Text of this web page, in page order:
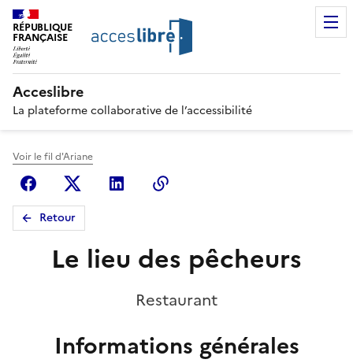
RÉPUBLIQUE
FRANÇAISE
Acceslibre
La plateforme collaborative de l’accessibilité
Voir le fil d'Ariane
FacebookX (anciennement Twitter)
Linkedin
Retour
Le lieu des pêcheurs
Restaurant
Informations générales